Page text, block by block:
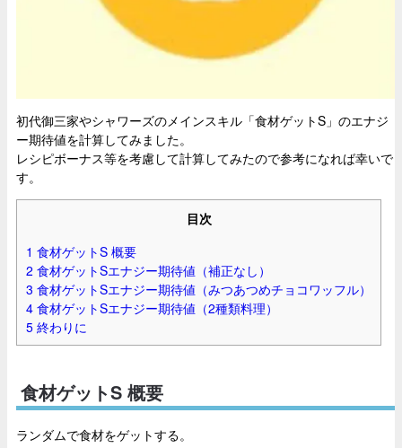
初代御三家やシャワーズのメインスキル「食材ゲットS」のエナジ
ー期待値を計算してみました。
レシピボーナス等を考慮して計算してみたので参考になれば幸いで
す。
目次
1 食材ゲットS 概要
2 食材ゲットSエナジー期待値（補正なし）
3 食材ゲットSエナジー期待値（みつあつめチョコワッフル）
4 食材ゲットSエナジー期待値（2種類料理）
5 終わりに
食材ゲットS 概要
ランダムで食材をゲットする。